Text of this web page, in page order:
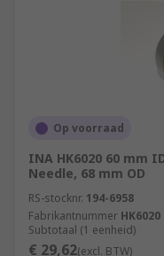
Op voorraad
INA HK6020 60 mm
Needle, 68 mm OD
RS-stocknr. 194-6958
Fabrikantnummer HK6020
Subtotaal (1 eenheid)
€ 29,62(excl. BTW)